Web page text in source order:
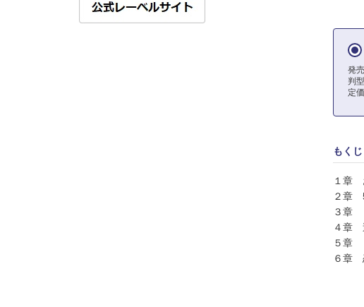
発
判
定
もくじ
１章
２章
３章
４章
５章
６章